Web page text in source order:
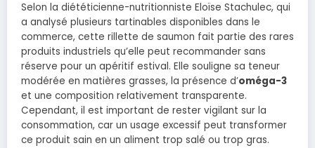
Selon la diététicienne-nutritionniste Eloïse Stachulec, qui
a analysé plusieurs tartinables disponibles dans le
commerce, cette rillette de saumon fait partie des rares
produits industriels qu’elle peut recommander sans
réserve pour un apéritif estival. Elle souligne sa teneur
modérée en matières grasses, la présence d’oméga-3
et une composition relativement transparente.
Cependant, il est important de rester vigilant sur la
consommation, car un usage excessif peut transformer
ce produit sain en un aliment trop salé ou trop gras.